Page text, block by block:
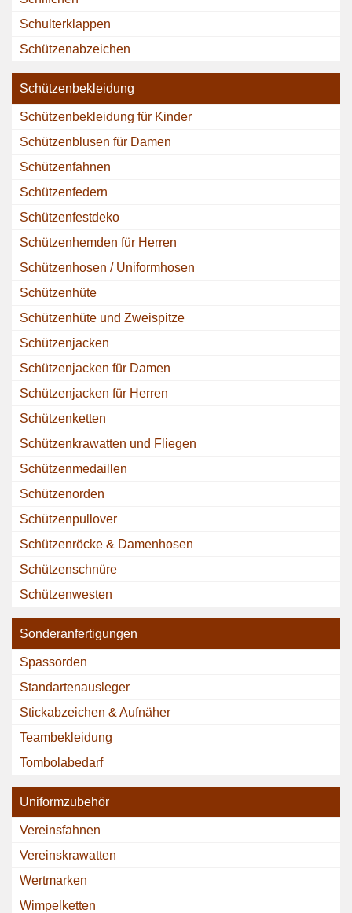
Schulterklappen
Schützenabzeichen
Schützenbekleidung
Schützenbekleidung für Kinder
Schützenblusen für Damen
Schützenfahnen
Schützenfedern
Schützenfestdeko
Schützenhemden für Herren
Schützenhosen / Uniformhosen
Schützenhüte
Schützenhüte und Zweispitze
Schützenjacken
Schützenjacken für Damen
Schützenjacken für Herren
Schützenketten
Schützenkrawatten und Fliegen
Schützenmedaillen
Schützenorden
Schützenpullover
Schützenröcke & Damenhosen
Schützenschnüre
Schützenwesten
Sonderanfertigungen
Spassorden
Standartenausleger
Stickabzeichen & Aufnäher
Teambekleidung
Tombolabedarf
Uniformzubehör
Vereinsfahnen
Vereinskrawatten
Wertmarken
Wimpelketten